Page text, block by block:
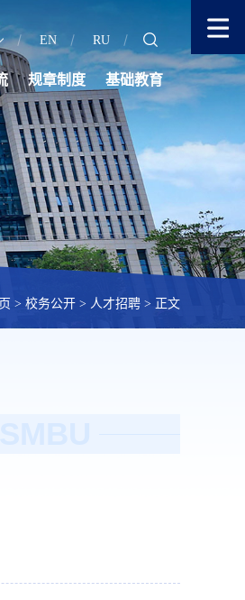
EN RU
规章制度 基础教育
> 校务公开 > 人才招聘 > 正文